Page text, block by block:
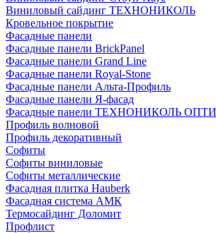
Виниловый сайдинг ТЕХНОНИКОЛЬ
Кровельное покрытие
Фасадные панели
Фасадные панели BrickPanel
Фасадные панели Grand Line
Фасадные панели Royal-Stone
Фасадные панели Альта-Профиль
Фасадные панели Я-фасад
Фасадные панели ТЕХНОНИКОЛЬ
Профиль волновой
Профиль декоративный
Софиты
Софиты виниловые
Софиты металлические
Фасадная плитка Hauberk
Фасадная система АМК
Термосайдинг Доломит
Профлист